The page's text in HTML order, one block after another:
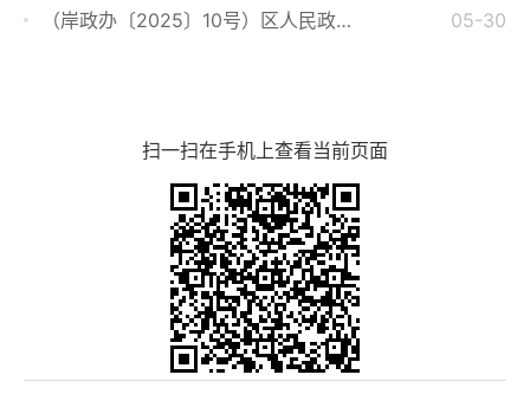
（岸政办〔2025〕10号）区人民政府办公室关于印发江岸区既有房屋外墙安全隐患排查整治工作实施方案的通知 05-30
扫一扫在手机上查看当前页面